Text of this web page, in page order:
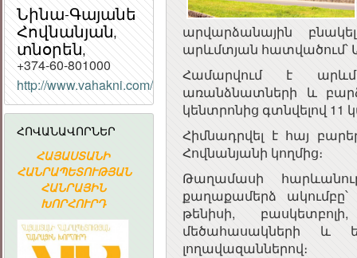
Նինա-Գայանե
Հովնանյան,
տնօրեն,
+374-60-801000
http://www.vahakni.com/
ՀՈՎԱՆԱՎՈՐՆԵՐ
ՀԱՅԱՍՏԱՆԻ
ՀԱՆՐԱՊԵՏՈՒԹՅԱՆ
ՀԱՆՐԱՅԻՆ
ԽՈՐՀՈՒՐԴ
Հայաստանի
Ակադեմիական
գիտահետազոտական
կոմպյուտերային
ցանց
արվարձանային
արևմտյան հատվածում՝
Համարվում է
առանձնատների և
կենտրոնից գտնվելով 11
Հիմնադրվել է հայ
Հովնանյանի կողմից։
Թաղամասի
քաղաքամերձ
թենիսի,
մեծահասակների և
լողավազաններով։
ՀԱՅԱՍՏԱՆԻ
ՀԱՆՐԱՅԻՆ
ԽՈՐՀՈՒՐԴ